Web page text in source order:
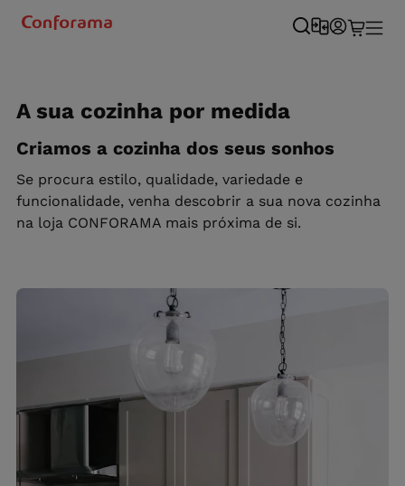
A sua cozinha por medida
Criamos a cozinha dos seus sonhos
Se procura estilo, qualidade, variedade e
funcionalidade, venha descobrir a sua nova cozinha
na loja CONFORAMA mais próxima de si.